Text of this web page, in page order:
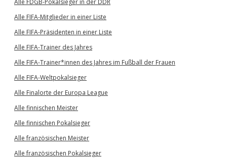
Alle FDGB-Pokalsieger in der DDR
Alle FIFA-Mitglieder in einer Liste
Alle FIFA-Präsidenten in einer Liste
Alle FIFA-Trainer des Jahres
Alle FIFA-Trainer*innen des Jahres im Fußball der Frauen
Alle FIFA-Weltpokalsieger
Alle Finalorte der Europa League
Alle finnischen Meister
Alle finnischen Pokalsieger
Alle französischen Meister
Alle französischen Pokalsieger